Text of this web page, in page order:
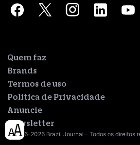
Quem faz
Brands
Termos de uso
Política de Privacidade
Anuncie
Newsletter
© 2016-2026 Brazil Journal - Todos os direitos